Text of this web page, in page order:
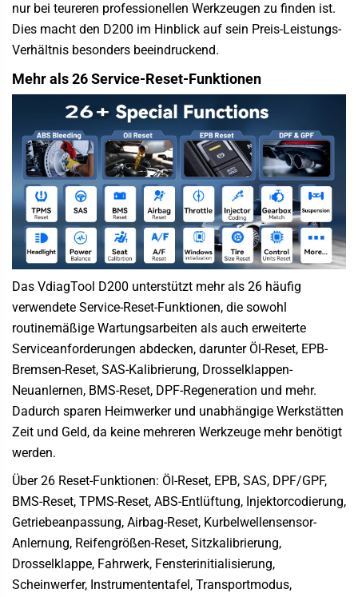
nur bei teureren professionellen Werkzeugen zu finden ist.
Dies macht den D200 im Hinblick auf sein Preis-Leistungs-
Verhältnis besonders beeindruckend.
Mehr als 26 Service-Reset-Funktionen
Das VdiagTool D200 unterstützt mehr als 26 häufig
verwendete Service-Reset-Funktionen, die sowohl
routinemäßige Wartungsarbeiten als auch erweiterte
Serviceanforderungen abdecken, darunter Öl-Reset, EPB-
Bremsen-Reset, SAS-Kalibrierung, Drosselklappen-
Neuanlernen, BMS-Reset, DPF-Regeneration und mehr.
Dadurch sparen Heimwerker und unabhängige Werkstätten
Zeit und Geld, da keine mehreren Werkzeuge mehr benötigt
werden.
Über 26 Reset-Funktionen: Öl-Reset, EPB, SAS, DPF/GPF,
BMS-Reset, TPMS-Reset, ABS-Entlüftung, Injektorcodierung,
Getriebeanpassung, Airbag-Reset, Kurbelwellensensor-
Anlernung, Reifengrößen-Reset, Sitzkalibrierung,
Drosselklappe, Fahrwerk, Fensterinitialisierung,
Scheinwerfer, Instrumententafel, Transportmodus,